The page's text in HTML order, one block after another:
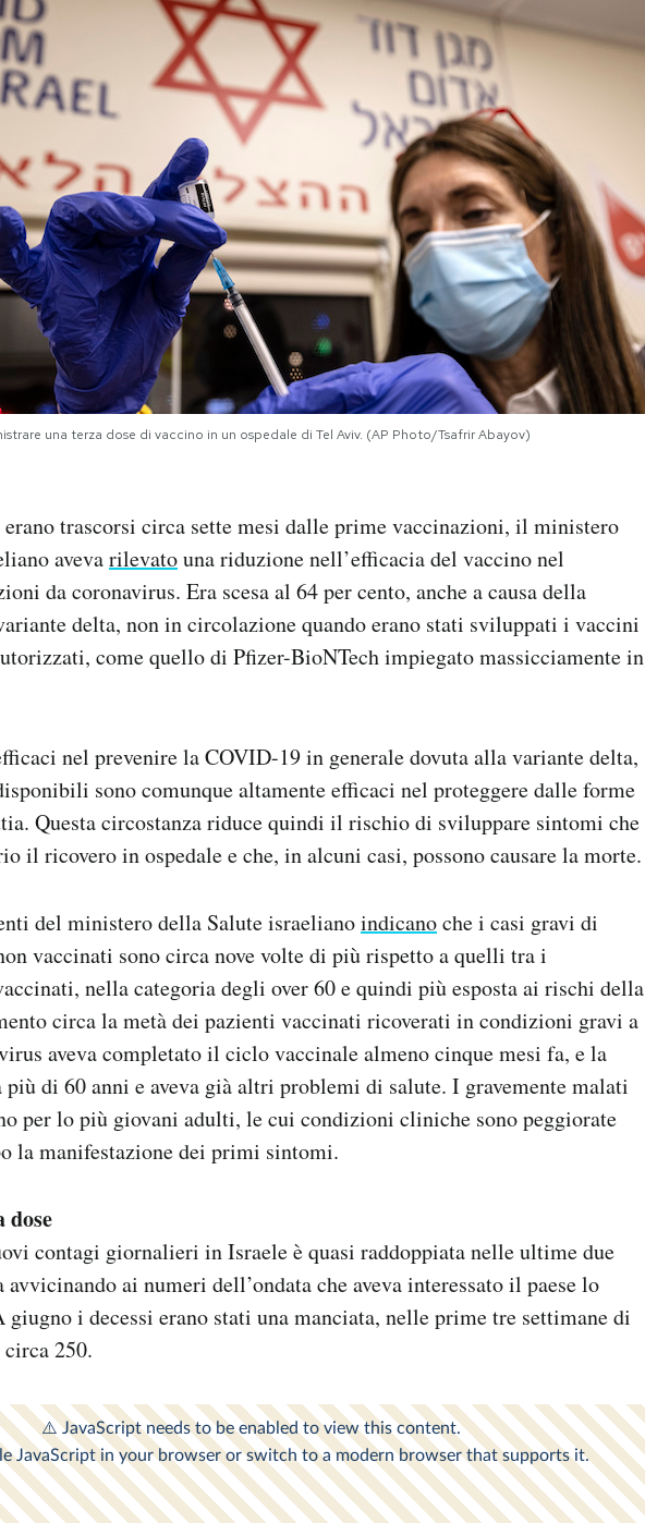
una terza dose di vaccino in un ospedale di Tel Aviv. (AP Photo/Tsafrir Abayov)
trascorsi circa sette mesi dalle prime vaccinazioni, il ministero
avevarilevatouna riduzione nell’efficacia del vaccino nel
da coronavirus. Era scesa al 64 per cento, anche a causa della
delta, non in circolazione quando erano stati sviluppati i vaccini
come quello di Pfizer-BioNTech impiegato massicciamente in
nel prevenire la COVID-19 in generale dovuta alla variante delta,
sono comunque altamente efficaci nel proteggere dalle forme
Questa circostanza riduce quindi il rischio di sviluppare sintomi che
il ricovero in ospedale e che, in alcuni casi, possono causare la morte.
del ministero della Salute israelianoindicanoche i casi gravi di
vaccinati sono circa nove volte di più rispetto a quelli tra i
nella categoria degli over 60 e quindi più esposta ai rischi della
circa la metà dei pazienti vaccinati ricoverati in condizioni gravi a
aveva completato il ciclo vaccinale almeno cinque mesi fa, e la
più di 60 anni e aveva già altri problemi di salute. I gravemente malati
per lo più giovani adulti, le cui condizioni cliniche sono peggiorate
la manifestazione dei primi sintomi.
dose
contagi giornalieri in Israele è quasi raddoppiata nelle ultime due
avvicinando ai numeri dell’ondata che aveva interessato il paese lo
giugno i decessi erano stati una manciata, nelle prime tre settimane di
250.